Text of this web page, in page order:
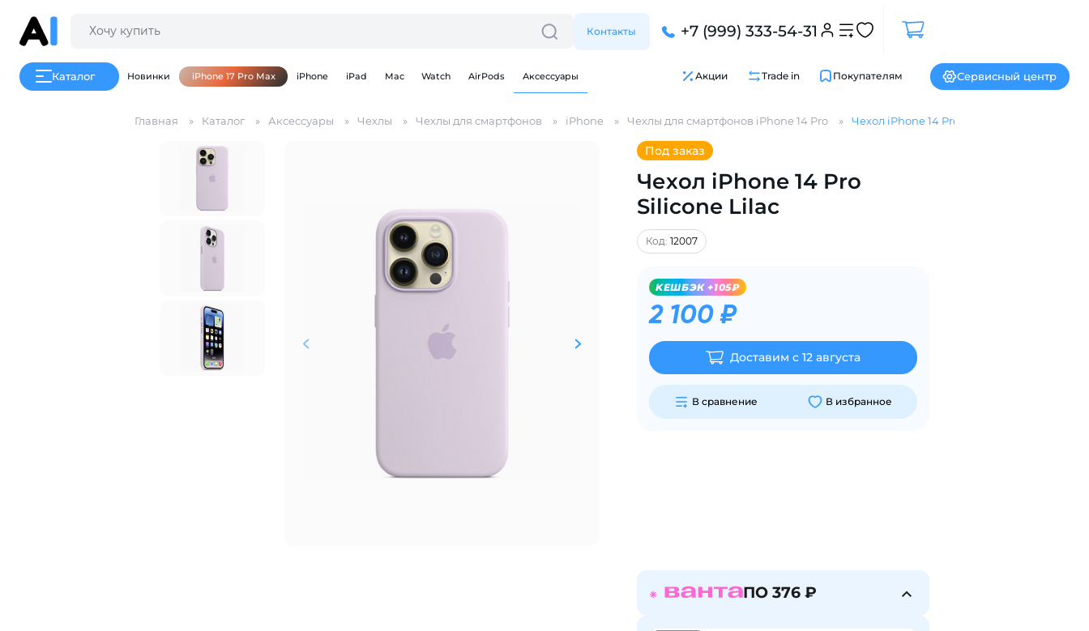
Контакты +7 (999) 333-54-31
Каталог Новинки iPhone 17 Pro Max iPhone iPad Mac Watch AirPods Аксессуары Акции Trade in Покупателям Сервисный центр
Главная Каталог Аксессуары Чехлы Чехлы для смартфонов iPhone Чехлы для смартфонов iPhone 14 Pro Чехол iPhone 14 Pro Silicone Lilac
Под заказ
Чехол iPhone 14 Pro
Silicone Lilac
Код: 12007
KЕШБЭК +105₽
2 100 ₽
Доставим с 12 августа
В сравнение В избранное
ПО 376 ₽
Для клиентов всех банков
Разбейте
на частибез переплат
График платежей